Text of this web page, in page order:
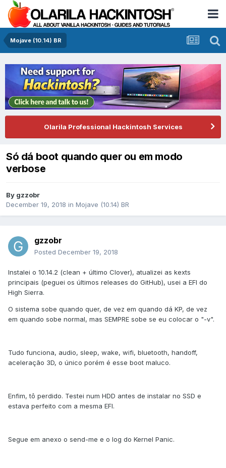
Mojave (10.14) BR
Olarila Professional Hackintosh Services
Só dá boot quando quer ou em modo
verbose
By gzzobr
December 19, 2018 in Mojave (10.14) BR
gzzobr
Posted December 19, 2018
Instalei o 10.14.2 (clean + último Clover), atualizei as kexts
principais (peguei os últimos releases do GitHub), usei a EFI do
High Sierra.
O sistema sobe quando quer, de vez em quando dá KP, de vez
em quando sobe normal, mas SEMPRE sobe se eu colocar o "-v".
Tudo funciona, audio, sleep, wake, wifi, bluetooth, handoff,
aceleração 3D, o único porém é esse boot maluco.
Enfim, tô perdido. Testei num HDD antes de instalar no SSD e
estava perfeito com a mesma EFI.
Segue em anexo o send-me e o log do Kernel Panic.